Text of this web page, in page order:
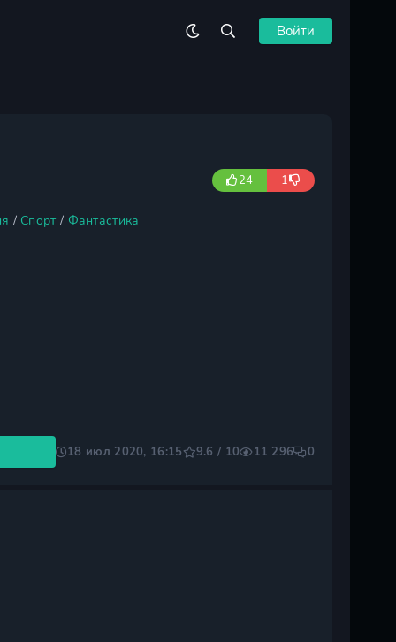
Войти
24 1
/ Спорт / Фантастика
18 июл 2020, 16:15 9.6 / 10 11 296 0